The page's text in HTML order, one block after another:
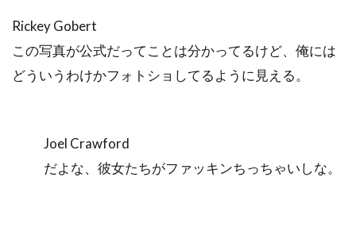
Rickey Gobert
この写真が公式だってことは分かってるけど、俺には
どういうわけかフォトショしてるように見える。
Joel Crawford
だよな、彼女たちがファッキンちっちゃいしな。